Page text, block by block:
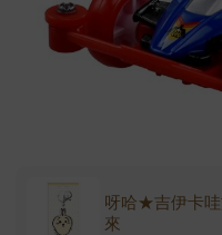
呀哈★吉伊卡哇
來